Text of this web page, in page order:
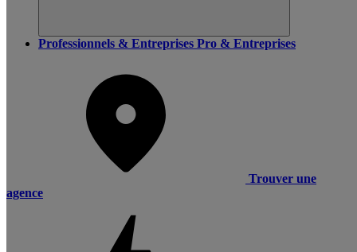
Professionnels & Entreprises Pro & Entreprises
Trouver une
agence